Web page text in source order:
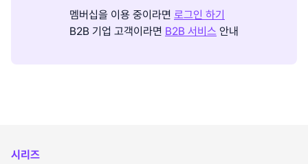
멤버십을 이용 중이라면 로그인 하기
B2B 기업 고객이라면 B2B 서비스 안내
시리즈